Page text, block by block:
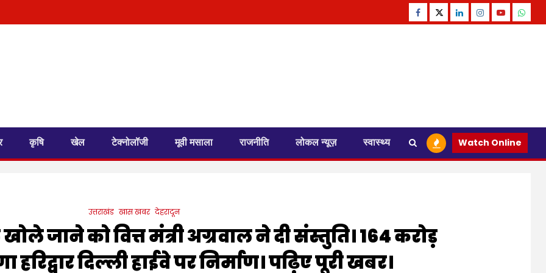
Facebook
TwitterLinkedinInstagram
Youtube
कृषि खेल टेक्नोलॉजी मूवी मसाला राजनीति लोकल न्यूज़ स्वास्थ्य Watch Online
उत्तराखंड खास खबर देहरादून
जाने को वित्त मंत्री अग्रवाल ने दी संस्तुति। 164 करोड़
दिल्ली हाईवे पर निर्माण। पढ़िए पूरी खबर।